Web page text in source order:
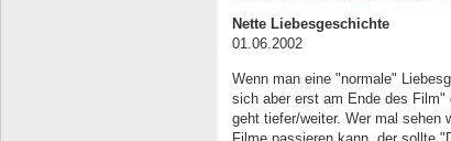
Nette Liebesgeschichte
01.06.2002
Wenn man eine "normale"
sich aber erst am Ende des
geht tiefer/weiter. Wer mal sehen